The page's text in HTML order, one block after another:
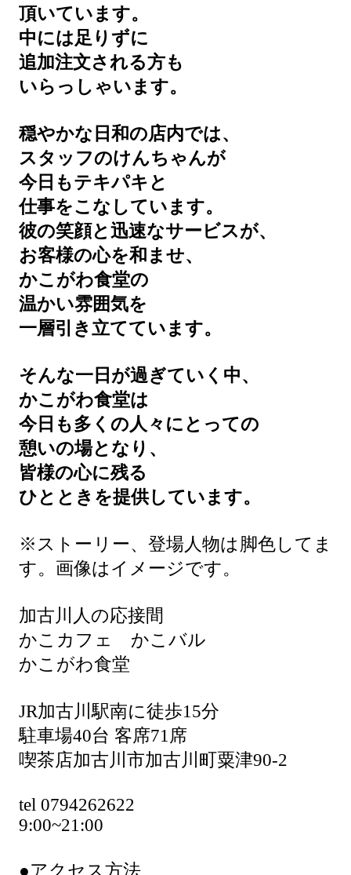
頂いています。
中には足りずに
追加注文される方も
いらっしゃいます。
穏やかな日和の店内では、
スタッフのけんちゃんが
今日もテキパキと
仕事をこなしています。
彼の笑顔と迅速なサービスが、
お客様の心を和ませ、
かこがわ食堂の
温かい雰囲気を
一層引き立てています。
そんな一日が過ぎていく中、
かこがわ食堂は
今日も多くの人々にとっての
憩いの場となり、
皆様の心に残る
ひとときを提供しています。
※ストーリー、登場人物は脚色してま
す。画像はイメージです。
加古川人の応接間
かこカフェ かこバル
かこがわ食堂
JR加古川駅南に徒歩15分
駐車場40台 客席71席
喫茶店加古川市加古川町粟津90-2
tel 0794262622
9:00~21:00
●アクセス方法